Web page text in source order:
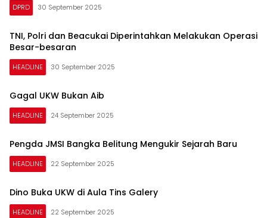
DPRD 30 September 2025
TNI, Polri dan Beacukai Diperintahkan Melakukan Operasi
Besar-besaran
HEADLINE 30 September 2025
Gagal UKW Bukan Aib
HEADLINE 24 September 2025
Pengda JMSI Bangka Belitung Mengukir Sejarah Baru
HEADLINE 22 September 2025
Dino Buka UKW di Aula Tins Galery
HEADLINE 22 September 2025